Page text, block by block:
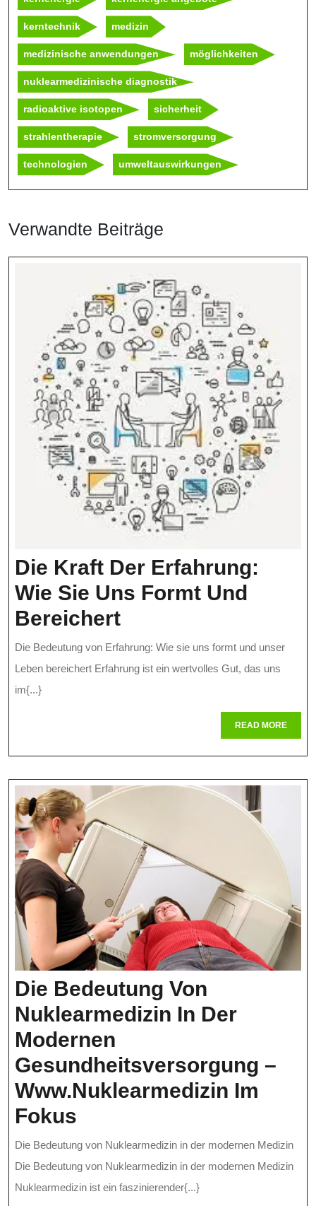
kerntechnik medizin
medizinische anwendungen möglichkeiten
nuklearmedizinische diagnostik
radioaktive isotopen sicherheit
strahlentherapie stromversorgung
technologien umweltauswirkungen
Verwandte Beiträge
Die Kraft Der Erfahrung:
Wie Sie Uns Formt Und
BereichertDie
Kraft
Der
Formt
Bereichert
Die Bedeutung von Erfahrung: Wie sie uns formt und unser
Leben bereichert Erfahrung ist ein wertvolles Gut, das uns
im{...}
READ MOREREAD
MORE
Die Bedeutung Von
Nuklearmedizin In Der
Modernen
Gesundheitsversorgung –
Www.nuklearmedizin Im
Fokus
Bedeutung
Von
Nuklearmedizin
Die Bedeutung von Nuklearmedizin in der modernen Medizin
Die Bedeutung von Nuklearmedizin in der modernen Medizin
Nuklearmedizin ist ein faszinierender{...}